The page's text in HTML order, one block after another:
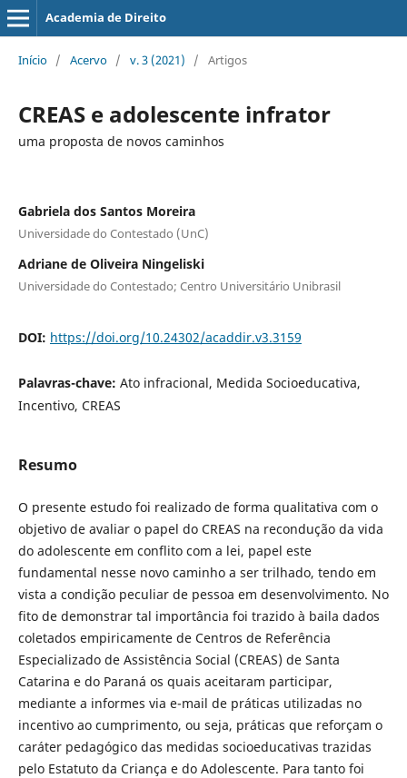
Academia de Direito
Início / Acervo / v. 3 (2021) / Artigos
CREAS e adolescente infrator
uma proposta de novos caminhos
Gabriela dos Santos Moreira
Universidade do Contestado (UnC)
Adriane de Oliveira Ningeliski
Universidade do Contestado; Centro Universitário Unibrasil
DOI: https://doi.org/10.24302/acaddir.v3.3159
Palavras-chave: Ato infracional, Medida Socioeducativa,
Incentivo, CREAS
Resumo
O presente estudo foi realizado de forma qualitativa com o
objetivo de avaliar o papel do CREAS na recondução da vida
do adolescente em conflito com a lei, papel este
fundamental nesse novo caminho a ser trilhado, tendo em
vista a condição peculiar de pessoa em desenvolvimento. No
fito de demonstrar tal importância foi trazido à baila dados
coletados empiricamente de Centros de Referência
Especializado de Assistência Social (CREAS) de Santa
Catarina e do Paraná os quais aceitaram participar,
mediante a informes via e-mail de práticas utilizadas no
incentivo ao cumprimento, ou seja, práticas que reforçam o
caráter pedagógico das medidas socioeducativas trazidas
pelo Estatuto da Criança e do Adolescente. Para tanto foi